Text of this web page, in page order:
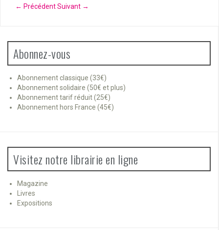
← PrécédentSuivant →
Abonnez-vous
Abonnement classique (33€)
Abonnement solidaire (50€ et plus)
Abonnement tarif réduit (25€)
Abonnement hors France (45€)
Visitez notre librairie en ligne
Magazine
Livres
Expositions